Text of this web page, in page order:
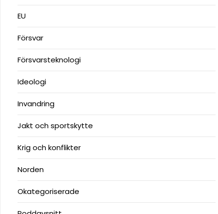
EU
Försvar
Försvarsteknologi
Ideologi
Invandring
Jakt och sportskytte
Krig och konflikter
Norden
Okategoriserade